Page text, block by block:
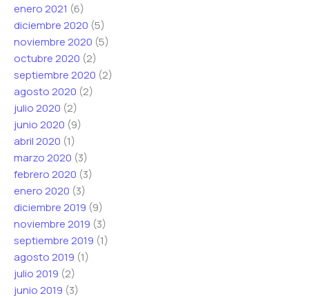
enero 2021 (6)
diciembre 2020 (5)
noviembre 2020 (5)
octubre 2020 (2)
septiembre 2020 (2)
agosto 2020 (2)
julio 2020 (2)
junio 2020 (9)
abril 2020 (1)
marzo 2020 (3)
febrero 2020 (3)
enero 2020 (3)
diciembre 2019 (9)
noviembre 2019 (3)
septiembre 2019 (1)
agosto 2019 (1)
julio 2019 (2)
junio 2019 (3)